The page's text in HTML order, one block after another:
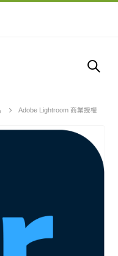
Adobe Lightroom 商業授權